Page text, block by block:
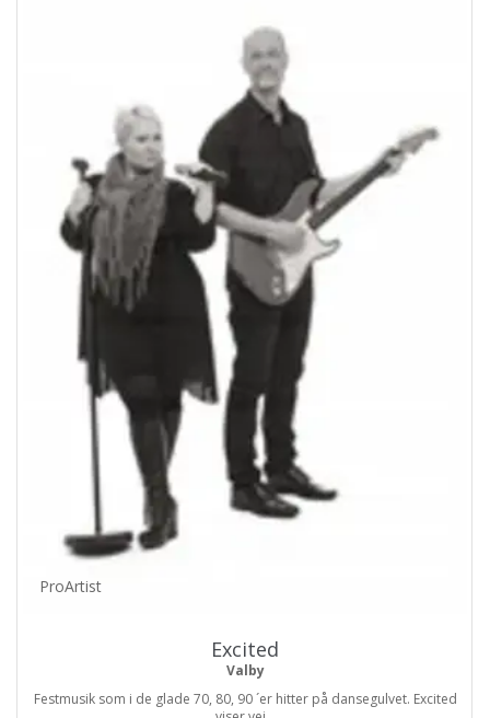
ProArtist
Excited
Valby
Festmusik som i de glade 70, 80, 90 ´er hitter på dansegulvet. Excited